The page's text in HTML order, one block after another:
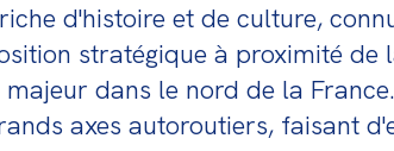
d'histoire et de culture,
stratégique à proximité de
dans le nord de la
axes autoroutiers, faisant